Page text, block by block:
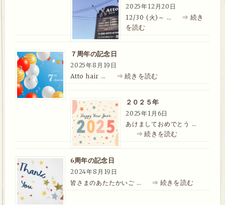
2025年12月20日
12/30 (火)～ …
⇒ 続き
を読む
７周年の記念日
2025年8月19日
Atto hair …
⇒ 続きを読む
２０２５年
2025年1月6日
あけましておめでとう …
⇒ 続きを読む
6周年の記念日
2024年8月19日
皆さまのあたたかいご …
⇒ 続きを読む